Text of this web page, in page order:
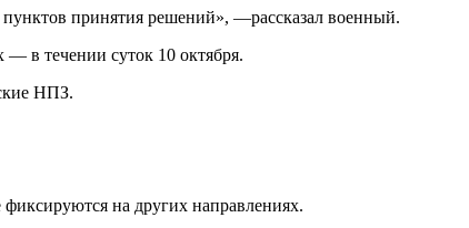
пунктов принятия решений», —рассказал военный.
в течении суток 10 октября.
НПЗ.
на других направлениях.